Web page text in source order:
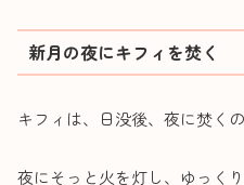
新月の夜にキフィを焚く
キフィは、日没後、夜に焚く
夜にそっと火を灯し、ゆっく